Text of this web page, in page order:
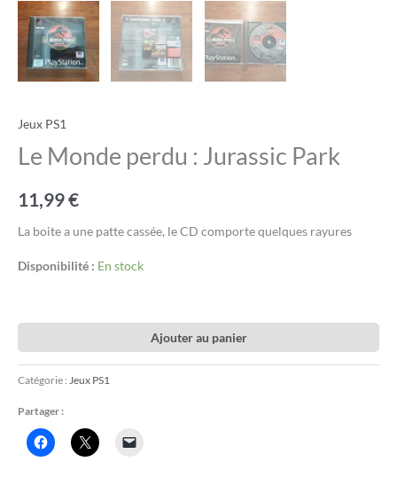
Jeux PS1
Le Monde perdu : Jurassic Park
11,99€
La boite a une patte cassée, le CD comporte quelques rayures
Disponibilité : En stock
Ajouter au panier
Catégorie : Jeux PS1
Partager :